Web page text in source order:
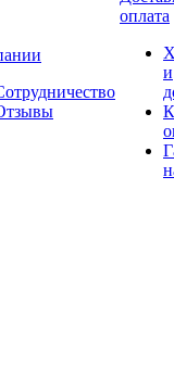
оплата
и